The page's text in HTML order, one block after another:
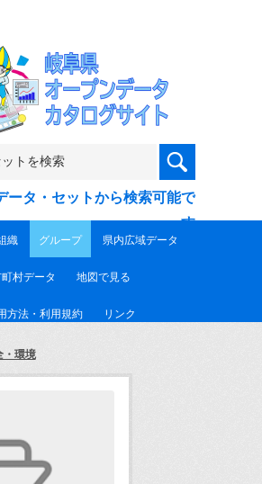
ータ・セットから検索可能で
す
織 グループ 県内広域データ
村データ 地図で見る
方法・利用規約 リンク
・環境